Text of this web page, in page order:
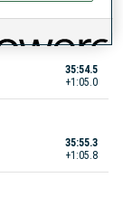
35:54.5
+1:05.0
35:55.3
+1:05.8